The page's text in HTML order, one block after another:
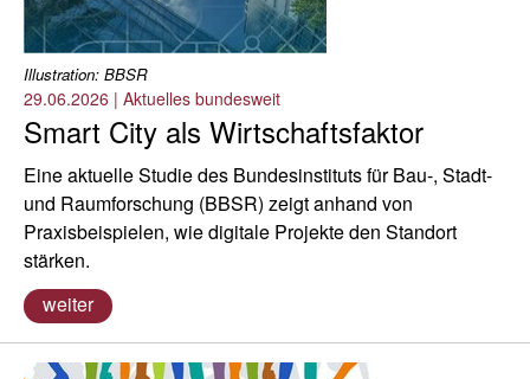
Illustration: BBSR
29.06.2026 | Aktuelles bundesweit
Smart City als Wirtschaftsfaktor
Eine aktuelle Studie des Bundesinstituts für Bau-, Stadt-
und Raumforschung (BBSR) zeigt anhand von
Praxisbeispielen, wie digitale Projekte den Standort
stärken.
weiter